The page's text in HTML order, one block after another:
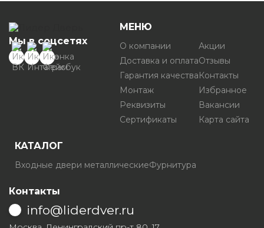
Мы в соцсетях
МЕНЮ
О компании
Доставка и оплата
Гарантия качества
Монтаж
Реквизиты
Сертификаты
Акции
Отзывы
Контакты
Избранное
Вакансии
Карта сайта
КАТАЛОГ
Входные двери металлическиеФурнитура
Контакты
info@liderdver.ru